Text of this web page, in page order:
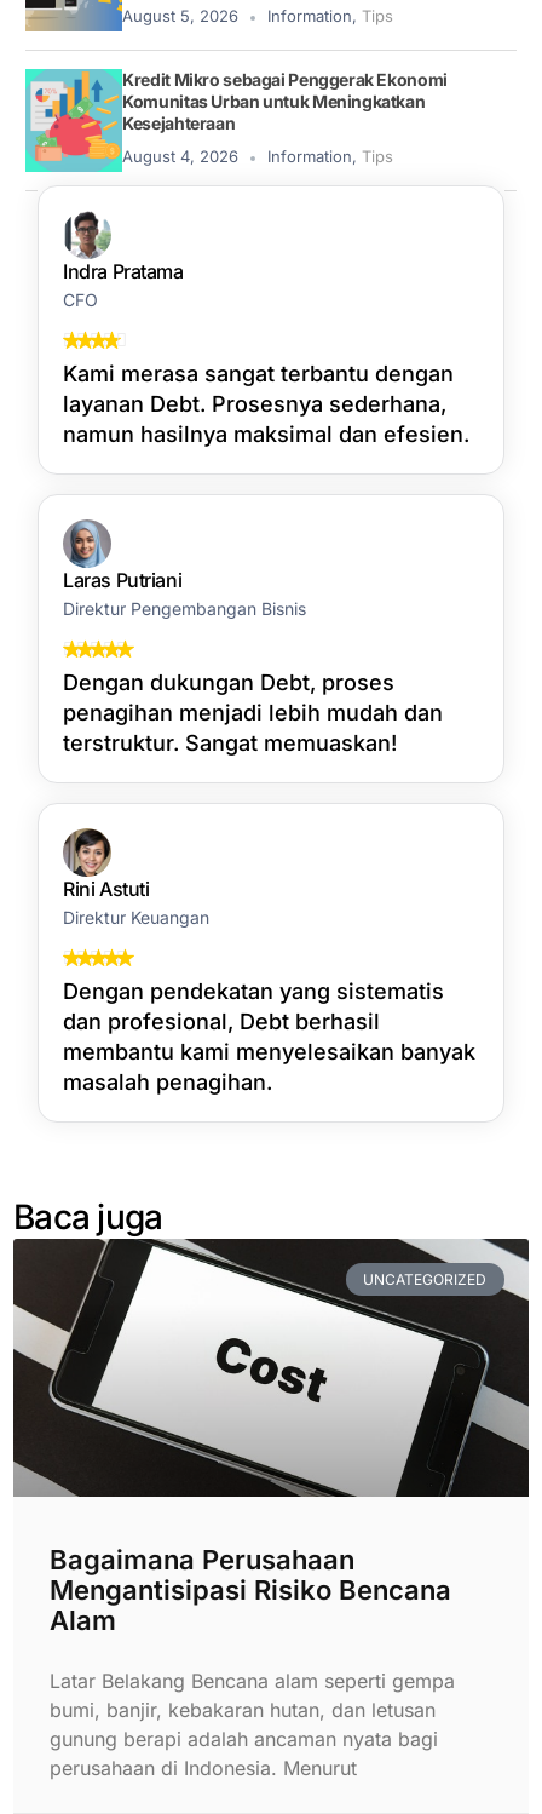
August 5, 2026 Information, Tips
Kredit Mikro sebagai Penggerak Ekonomi
Komunitas Urban untuk Meningkatkan
Kesejahteraan
August 4, 2026 Information, Tips
Indra Pratama
CFO
Kami merasa sangat terbantu dengan
layanan Debt. Prosesnya sederhana,
namun hasilnya maksimal dan efesien.
Laras Putriani
Direktur Pengembangan Bisnis
Dengan dukungan Debt, proses
penagihan menjadi lebih mudah dan
terstruktur. Sangat memuaskan!
Rini Astuti
Direktur Keuangan
Dengan pendekatan yang sistematis
dan profesional, Debt berhasil
membantu kami menyelesaikan banyak
masalah penagihan.
Baca juga
UNCATEGORIZED
Bagaimana Perusahaan
Mengantisipasi Risiko Bencana
Alam
Latar Belakang Bencana alam seperti gempa
bumi, banjir, kebakaran hutan, dan letusan
gunung berapi adalah ancaman nyata bagi
perusahaan di Indonesia. Menurut